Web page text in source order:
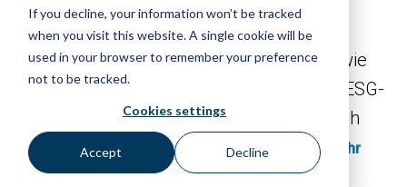
If you decline, your information won’t be tracked
when you visit this website. A single cookie will be
used in your browser to remember your preference
not to be tracked.
Cookies settings
Accept Decline
Lernen Sie das Konzept der doppelten
Wesentlichkeit kennen und erfahren Sie, wie
eine Wesentlichkeitsanalyse nicht nur Ihr ESG-
Reporting verschlanken kann sondern auch
Ihre Nachhaltigkeitsstrategie optimiert.
Mehr
erfahren